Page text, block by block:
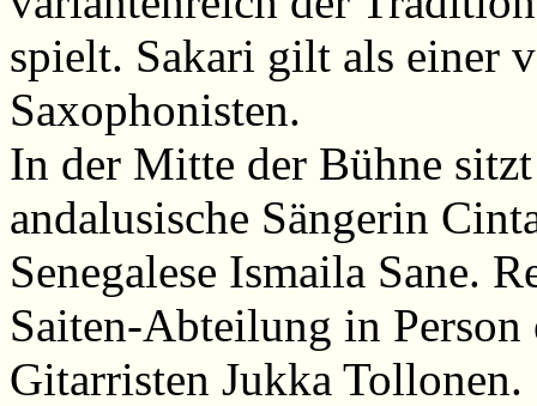
spielt. Sakari gilt als einer
Saxophonisten.
In der Mitte der Bühne
andalusische Sängerin
Senegalese Ismaila Sane.
Saiten-Abteilung in Person
Gitarristen Jukka Tollonen.